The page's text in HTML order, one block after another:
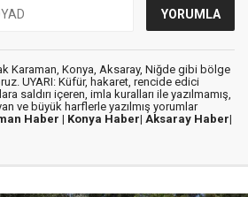
Karaman, Konya, Aksaray, Niğde gibi bölge
UYARI: Küfür, hakaret, rencide edici
saldırı içeren, imla kuralları ile yazılmamış,
ve büyük harflerle yazılmış yorumlar
Haber | Konya Haber| Aksaray Haber|